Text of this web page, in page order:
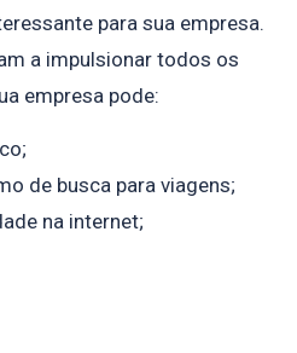
para sua empresa.
a impulsionar todos os
empresa pode:
de busca para viagens;
na internet;